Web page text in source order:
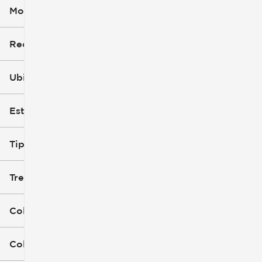
Modelo (1)
Recorte
Ubicación
Estilo de carrocería
Tipo de combustible
Tren de tracción
Color exterior
Color interior